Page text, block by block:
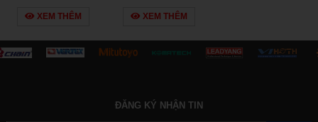
bcm1325e- e series
XEM THÊM
bcm 1325a plus
XEM THÊM
ĐĂNG KÝ NHẬN TIN